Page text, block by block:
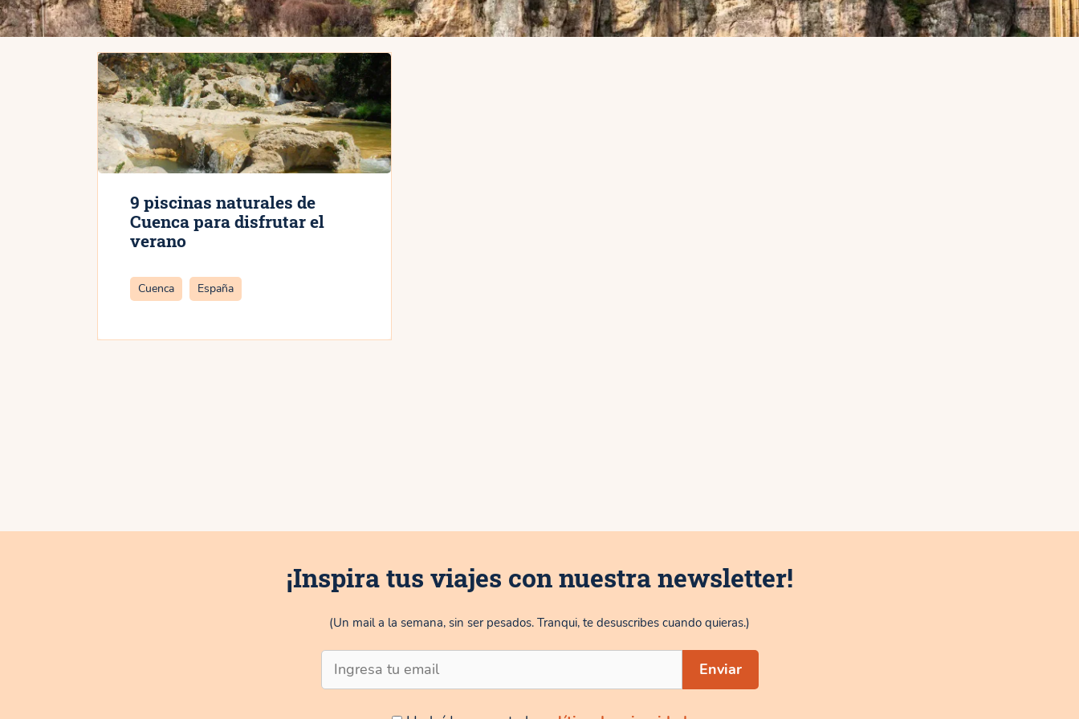
9 piscinas naturales de
Cuenca para disfrutar el
verano
Categorías
Cuenca España
¡Inspira tus viajes con nuestra newsletter!
(Un mail a la semana, sin ser pesados. Tranqui, te desuscribes cuando quieras.)